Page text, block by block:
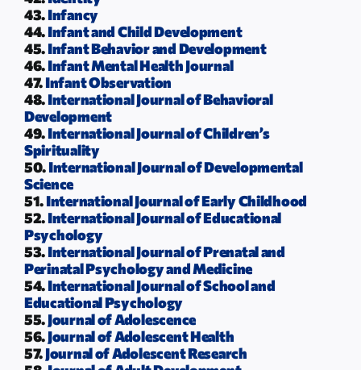
43.Infancy
44.Infant and Child Development
45.Infant Behavior and Development
46.Infant Mental Health Journal
47.Infant Observation
48.International Journal of Behavioral
Development
49.International Journal of Children’s
Spirituality
50.International Journal of Developmental
Science
51.International Journal of Early Childhood
52.International Journal of Educational
Psychology
53.International Journal of Prenatal and
Perinatal Psychology and Medicine
54.International Journal of School and
Educational Psychology
55.Journal of Adolescence
56.Journal of Adolescent Health
57.Journal of Adolescent Research